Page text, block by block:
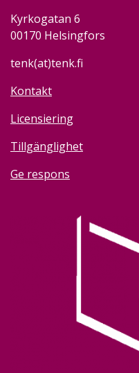
Kyrkogatan 6
00170 Helsingfors
tenk(at)tenk.fi
Kontakt
Licensiering
Tillgänglighet
Ge respons